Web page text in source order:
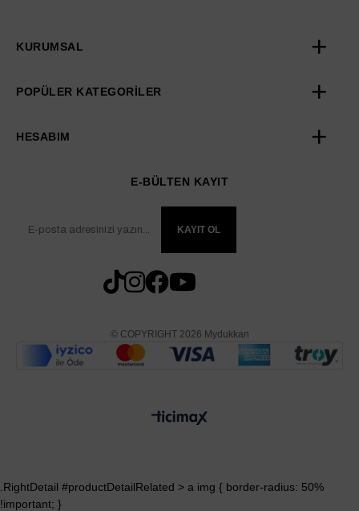
KURUMSAL
POPÜLER KATEGORİLER
HESABIM
E-BÜLTEN KAYIT
KAYIT OL
© COPYRIGHT 2026 Mydukkan
.RightDetail #productDetailRelated > a img { border-radius: 50%
!important; }